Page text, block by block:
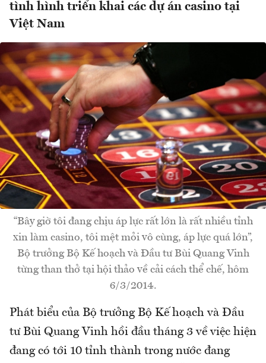
tình hình triển khai các dự án casino tại
Việt Nam
“Bây giờ tôi đang chịu áp lực rất lớn là rất nhiều tỉnh
xin làm casino, tôi mệt mỏi vô cùng, áp lực quá lớn”,
Bộ trưởng Bộ Kế hoạch và Đầu tư Bùi Quang Vinh
từng than thở tại hội thảo về cải cách thể chế, hôm
6/3/2014.
Phát biểu của Bộ trưởng Bộ Kế hoạch và Đầu
tư Bùi Quang Vinh hồi đầu tháng 3 về việc hiện
đang có tới 10 tỉnh thành trong nước đang